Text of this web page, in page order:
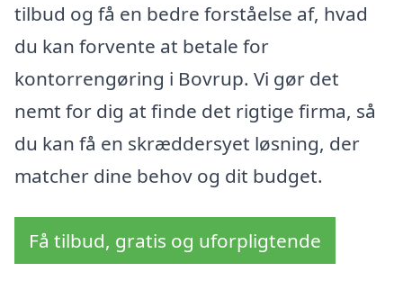
tilbud og få en bedre forståelse af, hvad
du kan forvente at betale for
kontorrengøring i Bovrup. Vi gør det
nemt for dig at finde det rigtige firma, så
du kan få en skræddersyet løsning, der
matcher dine behov og dit budget.
Få tilbud, gratis og uforpligtende